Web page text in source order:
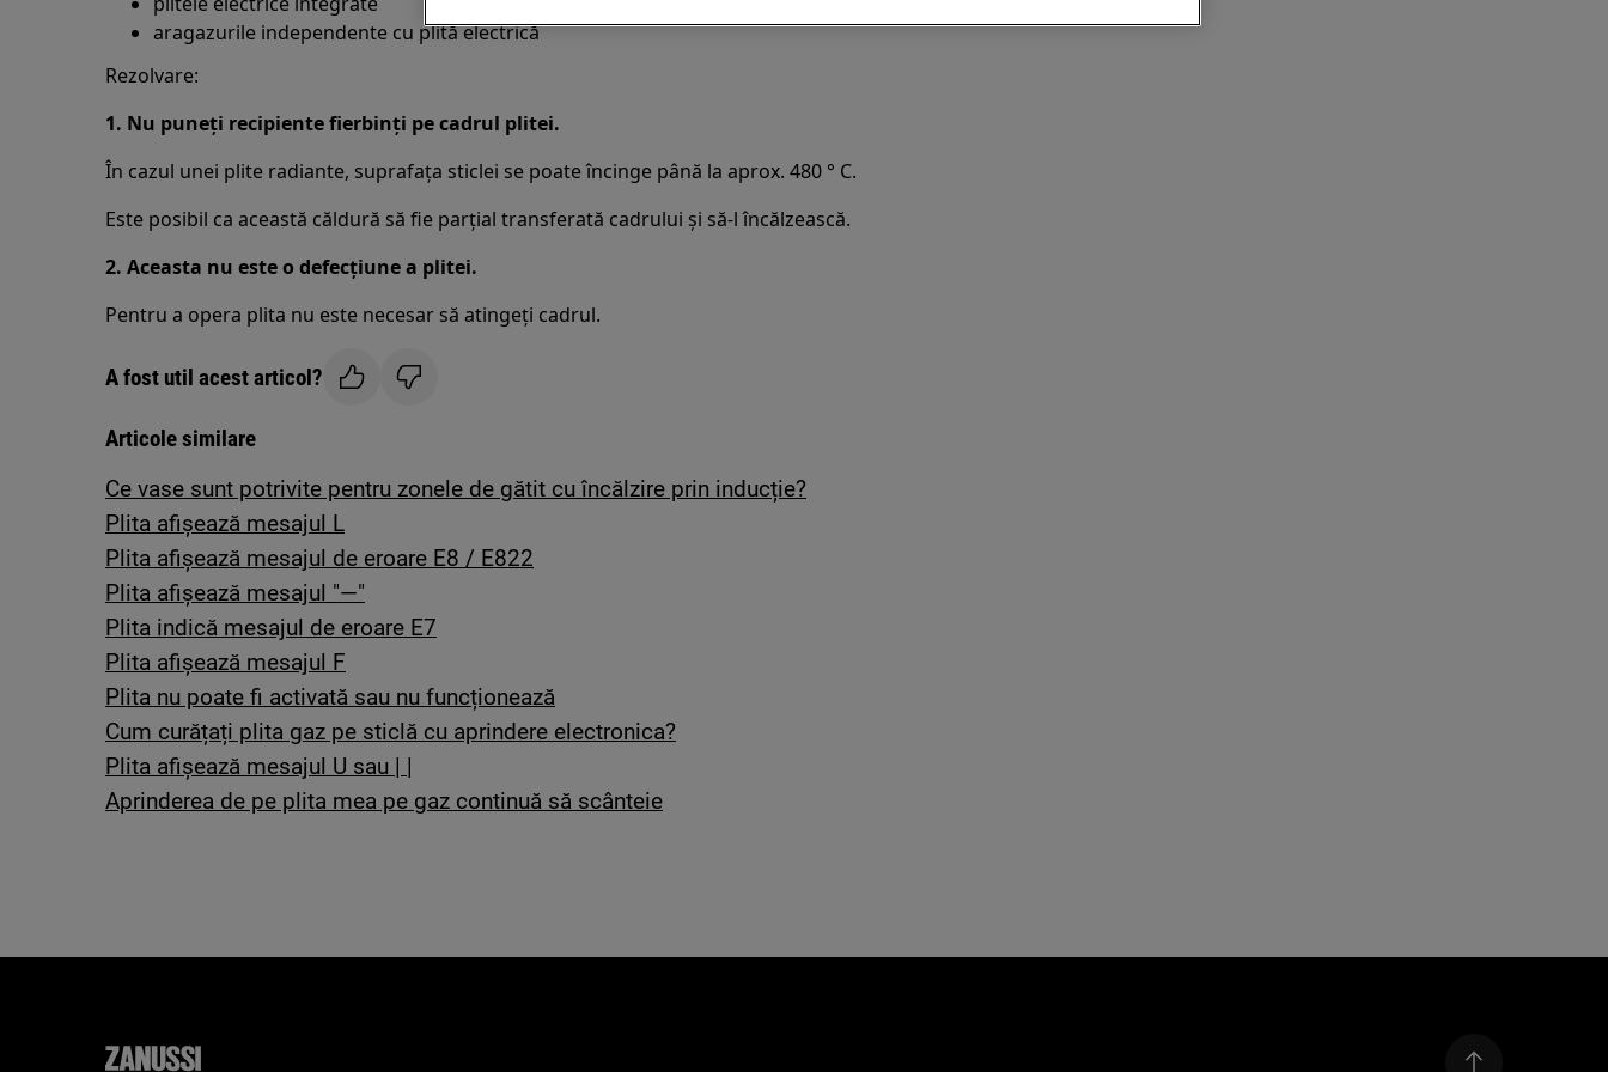
aragazurile independente cu plită electrică
Rezolvare:
1. Nu puneţi recipiente fierbinţi pe cadrul plitei.
În cazul unei plite radiante, suprafaţa sticlei se poate încinge până la aprox. 480 ° C.
Este posibil ca această căldură să fie parţial transferată cadrului şi să-l încălzească.
2. Aceasta nu este o defecţiune a plitei.
Pentru a opera plita nu este necesar să atingeţi cadrul.
A fost util acest articol?
Articole similare
Ce vase sunt potrivite pentru zonele de gătit cu încălzire prin inducție?
Plita afişează mesajul L
Plita afișează mesajul de eroare E8 / E822
Plita afişează mesajul "—"
Plita indică mesajul de eroare E7
Plita afișează mesajul F
Plita nu poate fi activată sau nu funcționează
Cum curățați plita gaz pe sticlă cu aprindere electronica?
Plita afişează mesajul U sau | |
Aprinderea de pe plita mea pe gaz continuă să scânteie